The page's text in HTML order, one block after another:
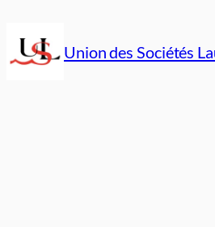
au
contenu
Union des Sociétés